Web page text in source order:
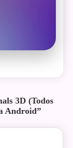
3D (Todos
Android”